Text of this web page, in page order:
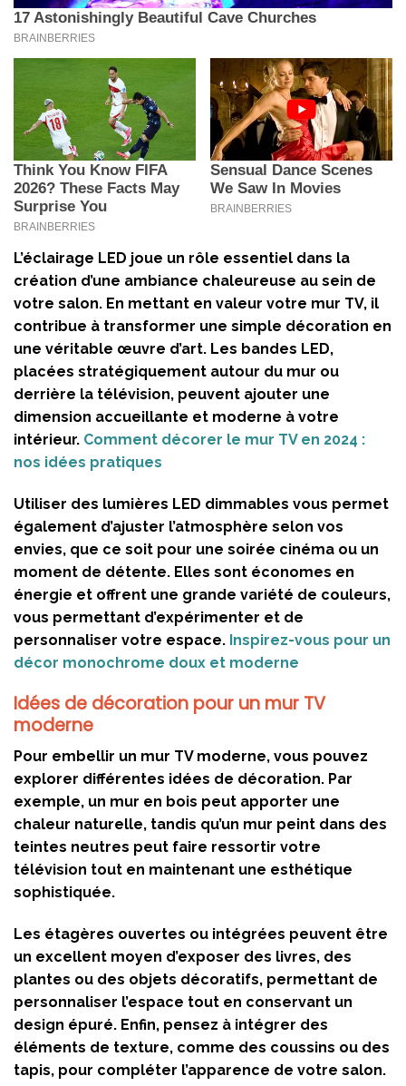
L’éclairage LED joue un rôle essentiel dans la
création d’une ambiance chaleureuse au sein de
votre salon. En mettant en valeur votre mur TV, il
contribue à transformer une simple décoration en
une véritable œuvre d’art. Les bandes LED,
placées stratégiquement autour du mur ou
derrière la télévision, peuvent ajouter une
dimension accueillante et moderne à votre
intérieur. Comment décorer le mur TV en 2024 :
nos idées pratiques
Utiliser des lumières LED dimmables vous permet
également d’ajuster l’atmosphère selon vos
envies, que ce soit pour une soirée cinéma ou un
moment de détente. Elles sont économes en
énergie et offrent une grande variété de couleurs,
vous permettant d’expérimenter et de
personnaliser votre espace. Inspirez-vous pour un
décor monochrome doux et moderne
Idées de décoration pour un mur TV
moderne
Pour embellir un mur TV moderne, vous pouvez
explorer différentes idées de décoration. Par
exemple, un mur en bois peut apporter une
chaleur naturelle, tandis qu’un mur peint dans des
teintes neutres peut faire ressortir votre
télévision tout en maintenant une esthétique
sophistiquée.
Les étagères ouvertes ou intégrées peuvent être
un excellent moyen d’exposer des livres, des
plantes ou des objets décoratifs, permettant de
personnaliser l’espace tout en conservant un
design épuré. Enfin, pensez à intégrer des
éléments de texture, comme des coussins ou des
tapis, pour compléter l’apparence de votre salon.